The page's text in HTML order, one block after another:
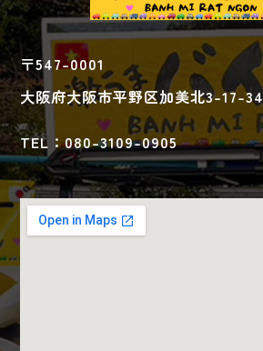
〒547-0001
大阪府大阪市平野区加美北3-17-34
TEL：080-3109-0905